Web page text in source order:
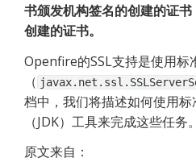
书颁发机构签名的创建的证
创建的证书。
Openfire的SSL支持是使用标
（
档中，我们将描述如何使用标
（JDK）工具来完成这些任务。
原文来自：